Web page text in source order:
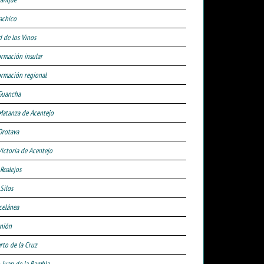
de los Vinos
insular
regional
de Acentejo
de Acentejo
de la Cruz